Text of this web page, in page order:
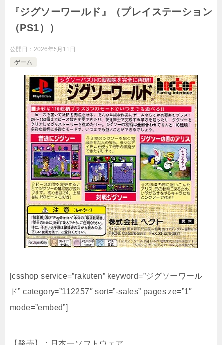
『ジグソーワールド』（プレイステーション
（PS1））
公開日： 2026年5月11日
ゲーム
[csshop service=”rakuten” keyword=”ジグソーワール
ド” category=”112257″ sort=”-sales” pagesize=”1″
mode=”embed”]
【発売】：日本一ソフトウェア